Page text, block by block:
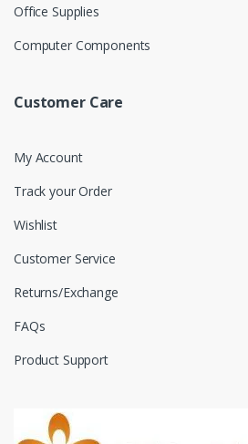
Office Supplies
Computer Components
Customer Care
My Account
Track your Order
Wishlist
Customer Service
Returns/Exchange
FAQs
Product Support